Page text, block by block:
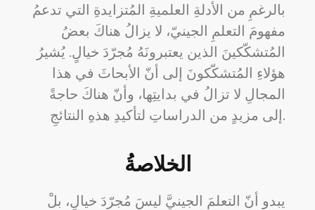
بالرغمِ من الأدلةِ العلميةِ المُتزايدةِ التي تدعمُ
مفهومَ التعلمِ الجينيّ، لا يزالُ هناكَ بعضُ
المُتشكّكينَ الذين يعتبرونَهُ مُجرّدَ خيالٍ. يُشيرُ
هؤلاءِ المُتشكّكونَ إلى أنّ الأبحاثَ في هذا
المجالِ لا تزالُ في بدايتِها، وأنّ هناكَ حاجةً
إلى مزيدٍ من الدراساتِ لتأكيدِ هذهِ النتائجِ.
الخلاصةُ
يبدو أنّ التعلمَ الجينيَّ ليسَ مُجرّدَ خيالٍ، بلْ